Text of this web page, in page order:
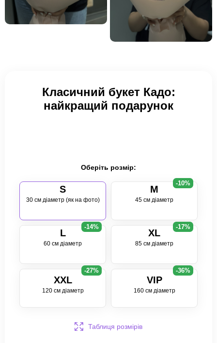
Класичний букет Кадо:
найкращий подарунок
Оберіть розмір:
S
30 см діаметр (як на фото)
M
45 см діаметр
-10%
L
60 см діаметр
-14%
XL
85 см діаметр
-17%
XXL
120 см діаметр
-27%
VIP
160 см діаметр
-36%
Таблиця розмірів